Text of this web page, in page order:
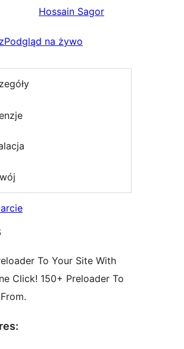
Hossain Sagor
Podgląd na żywo
To Your Site With
Click! 150+ Preloader To